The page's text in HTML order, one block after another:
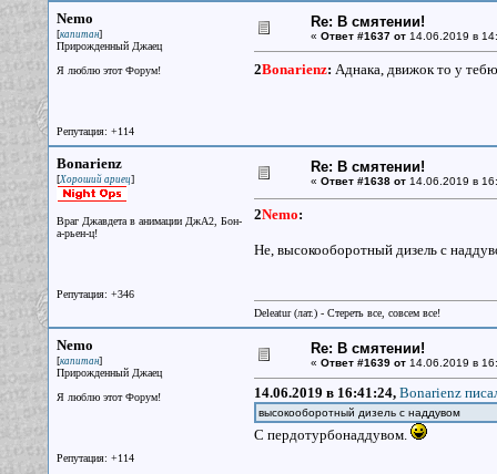
Nemo
[капитан]
Прирожденный Джаец
Я люблю этот Форум!
Репутация: +114
Re: В смятении!
« Ответ #1637 от14.06.2019 в
2Bonarienz: Аднака, движок то у
Bonarienz
[Хороший ариец]
Враг Джавдета в анимации ДжА2, Бон-
а-рьен-ц!
Репутация: +346
Re: В смятении!
« Ответ #1638 от14.06.2019 в
2Nemo:
Не, высокооборотный дизель с
Deleatur (лат.) - Стереть все, совсем все!
Nemo
[капитан]
Прирожденный Джаец
Я люблю этот Форум!
Репутация: +114
Re: В смятении!
« Ответ #1639 от14.06.2019 в
14.06.2019 в 16:41:24, Bonarienz
высокооборотный дизель с наддувом
С пердотурбонаддувом.